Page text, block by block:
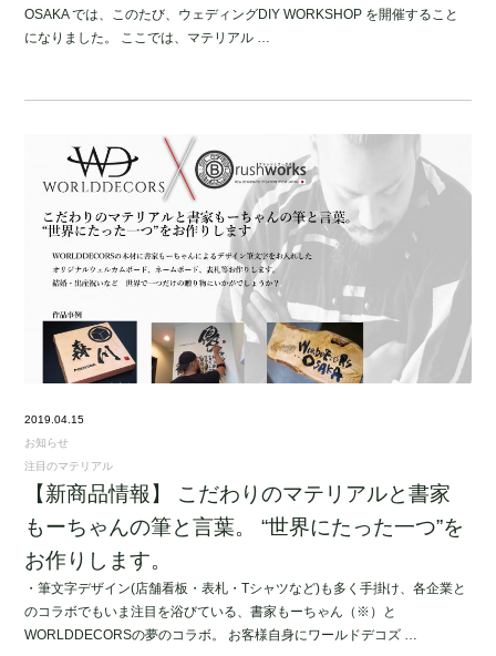
OSAKA では、このたび、ウェディングDIY WORKSHOP を開催すること
になりました。 ここでは、マテリアル …
2019.04.15
お知らせ
注目のマテリアル
【新商品情報】 こだわりのマテリアルと書家
もーちゃんの筆と言葉。 “世界にたった一つ”を
お作りします。
・筆文字デザイン(店舗看板・表札・Tシャツなど)も多く手掛け、各企業と
のコラボでもいま注目を浴びている、書家もーちゃん（※）と
WORLDDECORSの夢のコラボ。 お客様自身にワールドデコズ …